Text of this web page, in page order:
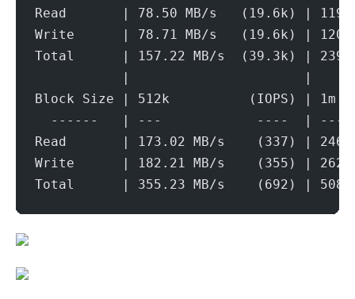
Read       | 78.50 MB/s   (19.6k) |
Write      | 78.71 MB/s   (19.6k) |
Total      | 157.22 MB/s  (39.3k) |
|
Block Size | 512k          (IOPS) |
------   | ---            ----  |
Read       | 173.02 MB/s    (337) |
Write      | 182.21 MB/s    (355) |
Total      | 355.23 MB/s    (692) |